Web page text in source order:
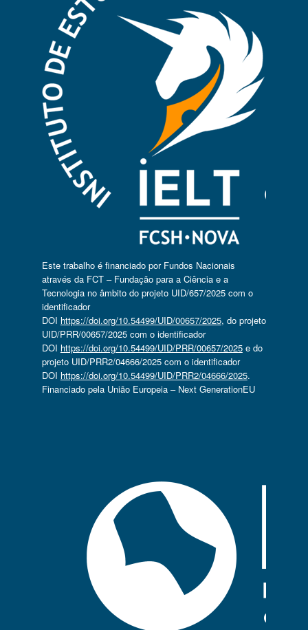
Este trabalho é financiado por Fundos Nacionais
através da FCT – Fundação para a Ciência e a
Tecnologia no âmbito do projeto UID/657/2025 com o
identificador
DOI https://doi.org/10.54499/UID/00657/2025, do projeto
UID/PRR/00657/2025 com o identificador
DOI https://doi.org/10.54499/UID/PRR/00657/2025e do
projeto UID/PRR2/04666/2025 com o identificador
DOI https://doi.org/10.54499/UID/PRR2/04666/2025.
Financiado pela União Europeia – Next GenerationEU